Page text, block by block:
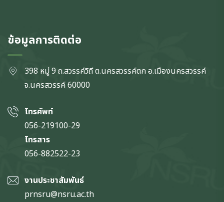
ข้อมูลการติดต่อ
398 หมู่ 9 ถ.สวรรค์วิถี ต.นครสวรรค์ตก อ.เมืองนครสวรรค์
จ.นครสวรรค์60000
โทรศัพท์
056-219100-29
โทรสาร
056-882522-23
งานประชาสัมพันธ์
prnsru@nsru.ac.th